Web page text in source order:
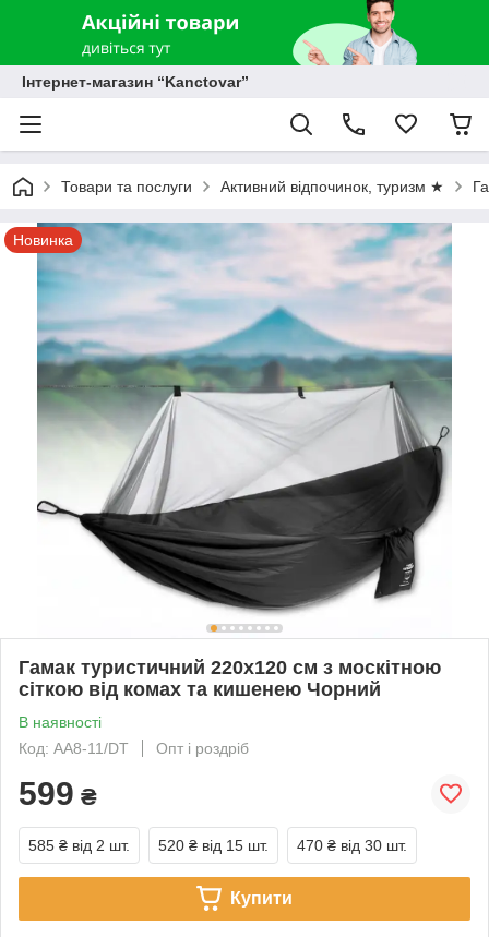
Інтернет-магазин “Kanctovar”
Товари та послуги Активний відпочинок, туризм ★
Новинка
Гамак туристичний 220x120 см з москітною
сіткою від комах та кишенею Чорний
В наявності
Код: AA8-11/DT
Опт і роздріб
599 ₴
585 ₴ від 2 шт. 520 ₴ від 15 шт. 470 ₴ від 30 шт.
Купити